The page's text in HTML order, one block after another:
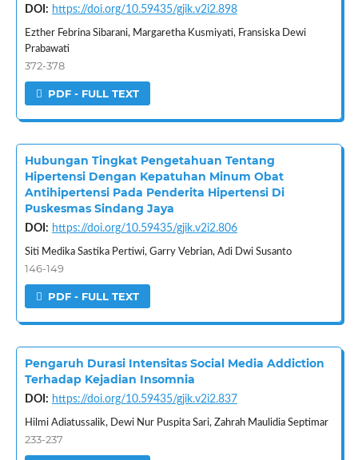
DOI: https://doi.org/10.59435/gjik.v2i2.898
Ezther Febrina Sibarani, Margaretha Kusmiyati, Fransiska Dewi
Prabawati
372-378
PDF - FULL TEXT
Hubungan Tingkat Pengetahuan Tentang
Hipertensi Dengan Kepatuhan Minum Obat
Antihipertensi Pada Penderita Hipertensi Di
Puskesmas Sindang Jaya
DOI: https://doi.org/10.59435/gjik.v2i2.806
Siti Medika Sastika Pertiwi, Garry Vebrian, Adi Dwi Susanto
146-149
PDF - FULL TEXT
Pengaruh Durasi Intensitas Social Media Addiction
Terhadap Kejadian Insomnia
DOI: https://doi.org/10.59435/gjik.v2i2.837
Hilmi Adiatussalik, Dewi Nur Puspita Sari, Zahrah Maulidia Septimar
233-237